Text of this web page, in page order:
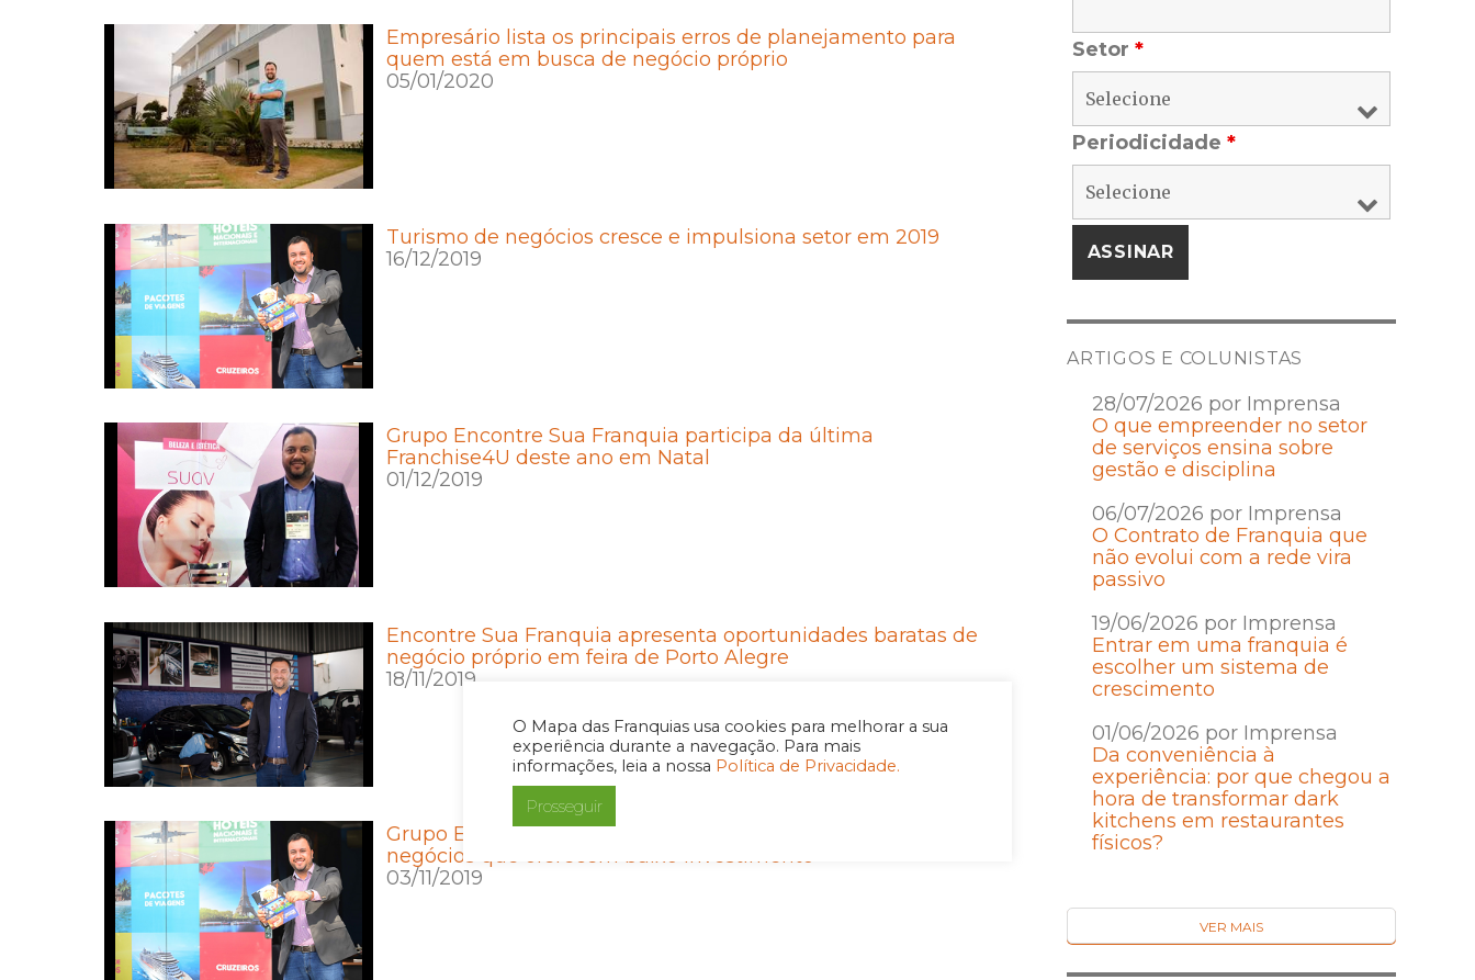
O Mapa das Franquias usa cookies para melhorar a sua
experiência durante a navegação. Para mais
informações, leia a nossa Política de Privacidade.
Prosseguir
Empresário lista os principais erros de planejamento para
quem está em busca de negócio próprio
05/01/2020
Turismo de negócios cresce e impulsiona setor em 2019
16/12/2019
Grupo Encontre Sua Franquia participa da última
Franchise4U deste ano em Natal
01/12/2019
Encontre Sua Franquia apresenta oportunidades baratas de
negócio próprio em feira de Porto Alegre
18/11/2019
Grupo Encontre Sua Franquia participa da Franchise4U com
negócios que oferecem baixo investimento
03/11/2019
Setor *
Periodicidade *
ARTIGOS E COLUNISTAS
28/07/2026 por Imprensa
O que empreender no setor
de serviços ensina sobre
gestão e disciplina
06/07/2026 por Imprensa
O Contrato de Franquia que
não evolui com a rede vira
passivo
19/06/2026 por Imprensa
Entrar em uma franquia é
escolher um sistema de
crescimento
01/06/2026 por Imprensa
Da conveniência à
experiência: por que chegou a
hora de transformar dark
kitchens em restaurantes
físicos?
VER MAIS